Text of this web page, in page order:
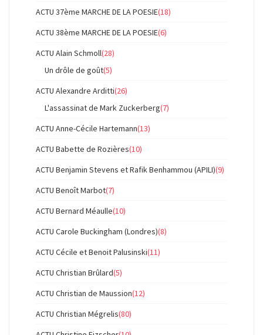
ACTU 37ème MARCHE DE LA POESIE(18)
ACTU 38ème MARCHE DE LA POESIE(6)
ACTU Alain Schmoll(28)
Un drôle de goût(5)
ACTU Alexandre Arditti(26)
L'assassinat de Mark Zuckerberg(7)
ACTU Anne-Cécile Hartemann(13)
ACTU Babette de Rozières(10)
ACTU Benjamin Stevens et Rafik Benhammou (APILI)(9)
ACTU Benoît Marbot(7)
ACTU Bernard Méaulle(10)
ACTU Carole Buckingham (Londres)(8)
ACTU Cécile et Benoit Palusinski(11)
ACTU Christian Brûlard(5)
ACTU Christian de Maussion(12)
ACTU Christian Mégrelis(80)